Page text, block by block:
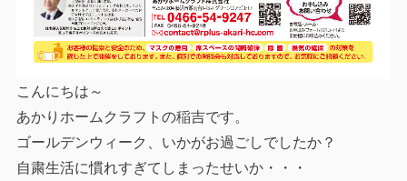
こんにちは～
あかりホームクラフトの稲吉です。
ゴールデンウィーク、いかがお過ごしでしたか？
自粛生活に慣れすぎてしまったせいか・・・